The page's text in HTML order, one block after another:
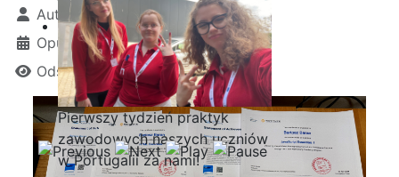
Pierwszy tydzień praktyk
zawodowych naszych uczniów
w Portugalii za nami!
Autor:Kamil Krosta
Opublikowano: 10 czerwiec 2026
Odsłon: 162